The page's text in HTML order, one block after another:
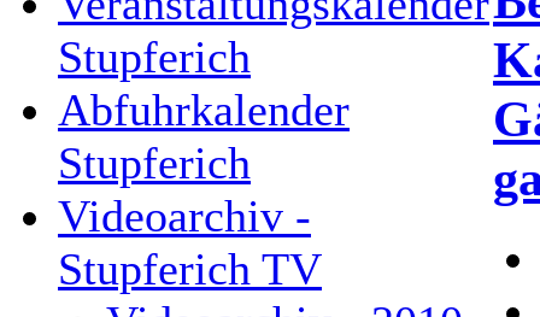
Stupferich
Abfuhrkalender
Stupferich
Videoarchiv -
Stupferich TV